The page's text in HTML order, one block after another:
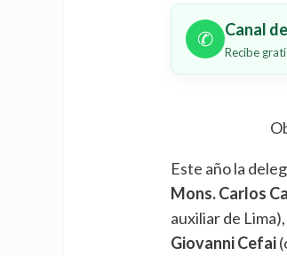
✆ Canal
Recibe
Este año la
Mons. Carlos
auxiliar de Lima),
Giovanni Cefai